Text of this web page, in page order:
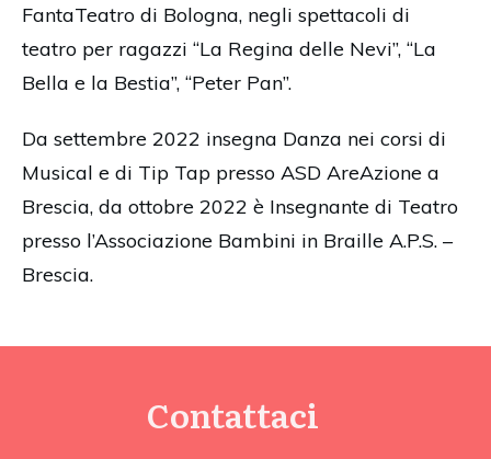
FantaTeatro di Bologna, negli spettacoli di
teatro per ragazzi “La Regina delle Nevi”, “La
Bella e la Bestia”, “Peter Pan”.
Da settembre 2022 insegna Danza nei corsi di
Musical e di Tip Tap presso ASD AreAzione a
Brescia, da ottobre 2022 è Insegnante di Teatro
presso l’Associazione Bambini in Braille A.P.S. –
Brescia.
Contattaci